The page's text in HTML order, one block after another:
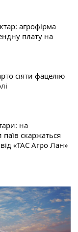
агрофірма
плату на
сіяти фацелію
на
скаржаться
«ТАС Агро Лан»